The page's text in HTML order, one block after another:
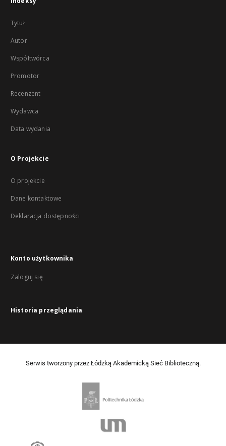
Tytuł
Autor
Współtwórca
Promotor
Recenzent
Wydawca
Data wydania
O Projekcie
O projekcie
Dane kontaktowe
Deklaracja dostępności
Konto użytkownika
Zaloguj się
Historia przeglądania
Serwis tworzony przez Łódzką Akademicką Sieć Biblioteczną.